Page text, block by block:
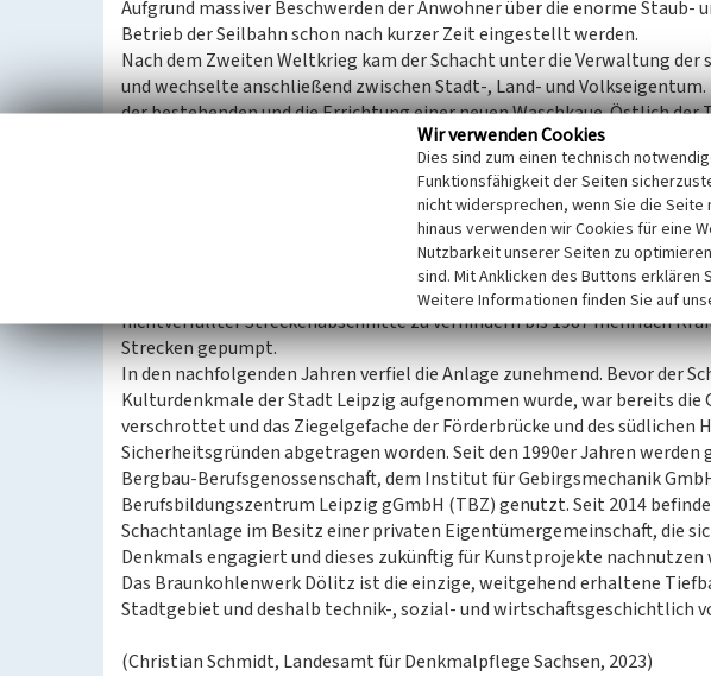
Aufgrund massiver Beschwerden der Anwohner über die enorme Staub-
Betrieb der Seilbahn schon nach kurzer Zeit eingestellt werden.
Nach dem Zweiten Weltkrieg kam der Schacht unter die Verwaltung
und wechselte anschließend zwischen Stadt-, Land- und
der bestehenden und die Errichtung einer neuen Waschkaue. Östlich
außerdem ein Neubau der zukünftigen Hauptstelle für das
Obwohl die Belegschaft zuletzt aus 300 Kumpeln bestand, die jährlich
wurde am 13. Juni 1959 die letzte reguläre Schicht gefahren. Im
war die Braunkohlenförderung im Tiefbau nicht mehr rentabel.
Mit der Stilllegung der Förderanlage endete schließlich auch der letzte
Tagesanlagen in Dölitz wurden von der Obersten Bergbehörde und
Büros und Forschungslabore weiter genutzt. 1984 wurde der
nichtverfüllter Streckenabschnitte zu verhindern bis 1987 mehrfach
Strecken gepumpt.
In den nachfolgenden Jahren verfiel die Anlage zunehmend. Bevor der
Kulturdenkmale der Stadt Leipzig aufgenommen wurde, war bereits die
verschrottet und das Ziegelgefache der Förderbrücke und des südlichen
Sicherheitsgründen abgetragen worden. Seit den 1990er Jahren werden
Bergbau-Berufsgenossenschaft, dem Institut für Gebirgsmechanik
Berufsbildungszentrum Leipzig gGmbH (TBZ) genutzt. Seit 2014
Schachtanlage im Besitz einer privaten Eigentümergemeinschaft, die
Denkmals engagiert und dieses zukünftig für Kunstprojekte nachnutzen
Das Braunkohlenwerk Dölitz ist die einzige, weitgehend erhaltene
Stadtgebiet und deshalb technik-, sozial- und wirtschaftsgeschichtlich
(Christian Schmidt, Landesamt für Denkmalpflege Sachsen, 2023)
Wir verwenden Cookies
Dies sind zum einen technisch
Funktionsfähigkeit der Seiten
nicht widersprechen, wenn Sie die Seite
hinaus verwenden wir Cookies für eine
Nutzbarkeit unserer Seiten zu
sind. Mit Anklicken des Buttons erklären
Weitere Informationen finden Sie auf